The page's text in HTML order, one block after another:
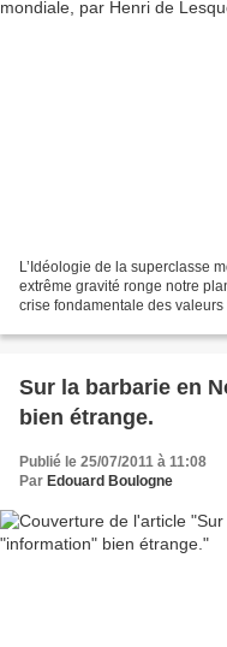
L’Idéologie de la superclasse
extrême gravité ronge notre
crise fondamentale des
Sur la barbarie en
bien étrange.
Publié le 25/07/2011 à 11:08
Par Edouard Boulogne